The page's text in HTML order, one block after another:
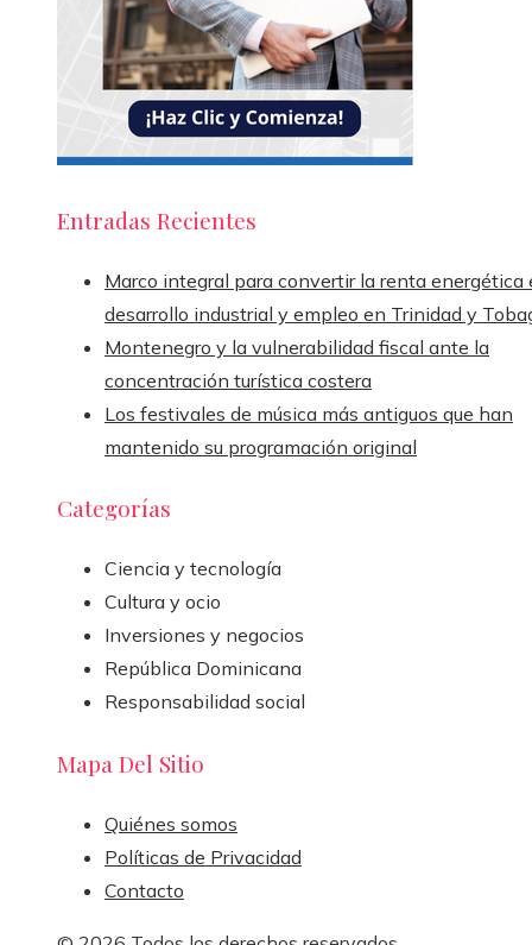
Entradas Recientes
Marco integral para convertir la renta energética
desarrollo industrial y empleo en Trinidad y
Montenegro y la vulnerabilidad fiscal ante la
concentración turística costera
Los festivales de música más antiguos que han
mantenido su programación original
Categorías
Ciencia y tecnología
Cultura y ocio
Inversiones y negocios
República Dominicana
Responsabilidad social
Mapa Del Sitio
Quiénes somos
Políticas de Privacidad
Contacto